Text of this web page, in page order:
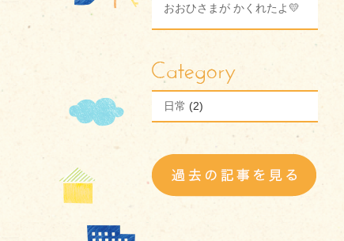
おおひさまが かくれたよ💛
日常 (2)